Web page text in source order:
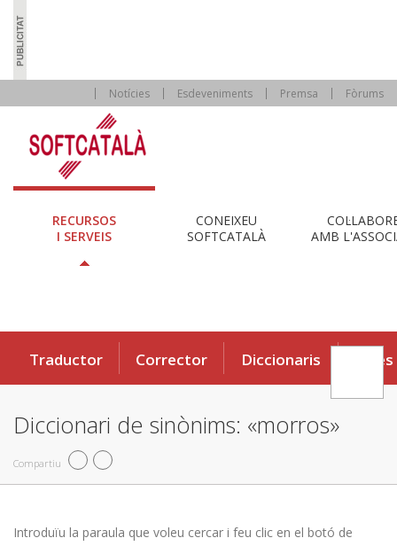
Notícies Esdeveniments Premsa Fòrums
RECURSOS
I SERVEIS
CONEIXEU
SOFTCATALÀ
AMB
Traductor Corrector Diccionaris Eines
Diccionari de sinònims: «morros»
Compartiu
Introduïu la paraula que voleu cercar i feu clic en el botó de